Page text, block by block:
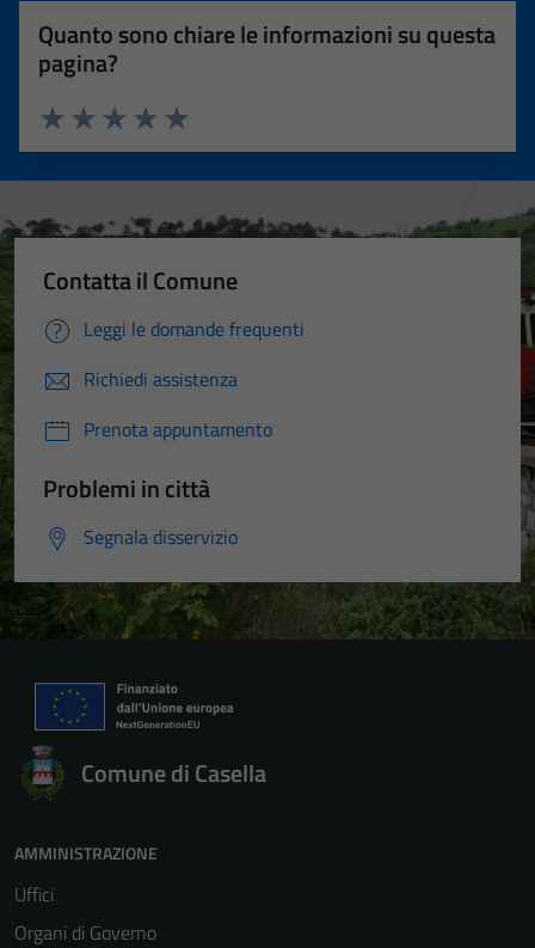
Quanto sono chiare le informazioni su questa
pagina?
Valuta 5 stelle su 5
Valuta 4 stelle su 5
Valuta 3 stelle su 5
Valuta 2 stelle su 5
Valuta 1 stelle su 5
Contatta il Comune
Leggi le domande frequenti
Richiedi assistenza
Prenota appuntamento
Problemi in città
Segnala disservizio
Comune di Casella
AMMINISTRAZIONE
Uffici
Organi di Governo